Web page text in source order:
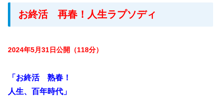
お終活 再春！人生ラプソディ
2024年5月31日公開（118分）
「お終活 熟春！
人生、百年時代」